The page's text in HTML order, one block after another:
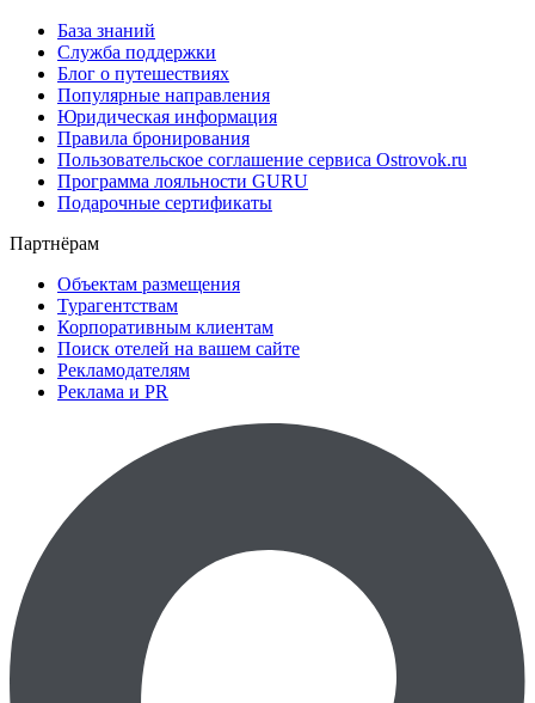
База знаний
Служба поддержки
Блог о путешествиях
Популярные направления
Юридическая информация
Правила бронирования
Пользовательское соглашение сервиса Ostrovok.ru
Программа лояльности GURU
Подарочные сертификаты
Партнёрам
Объектам размещения
Турагентствам
Корпоративным клиентам
Поиск отелей на вашем сайте
Рекламодателям
Реклама и PR